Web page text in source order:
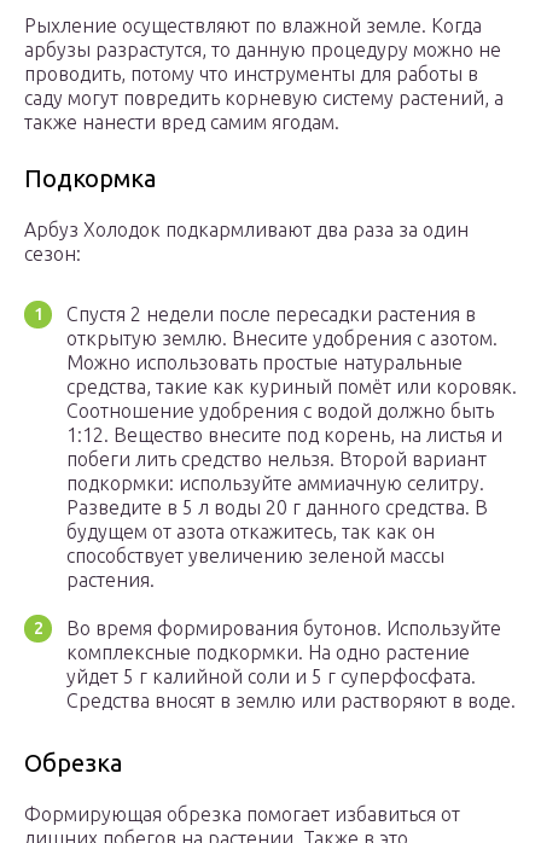
Рыхление осуществляют по влажной земле. Когда
арбузы разрастутся, то данную процедуру можно не
проводить, потому что инструменты для работы в
саду могут повредить корневую систему растений, а
также нанести вред самим ягодам.
Подкормка
Арбуз Холодок подкармливают два раза за один
сезон:
Спустя 2 недели после пересадки растения в
открытую землю. Внесите удобрения с азотом.
Можно использовать простые натуральные
средства, такие как куриный помёт или коровяк.
Соотношение удобрения с водой должно быть
1:12. Вещество внесите под корень, на листья и
побеги лить средство нельзя. Второй вариант
подкормки: используйте аммиачную селитру.
Разведите в 5 л воды 20 г данного средства. В
будущем от азота откажитесь, так как он
способствует увеличению зеленой массы
растения.
Во время формирования бутонов. Используйте
комплексные подкормки. На одно растение
уйдет 5 г калийной соли и 5 г суперфосфата.
Средства вносят в землю или растворяют в воде.
Обрезка
Формирующая обрезка помогает избавиться от
лишних побегов на растении. Также в это